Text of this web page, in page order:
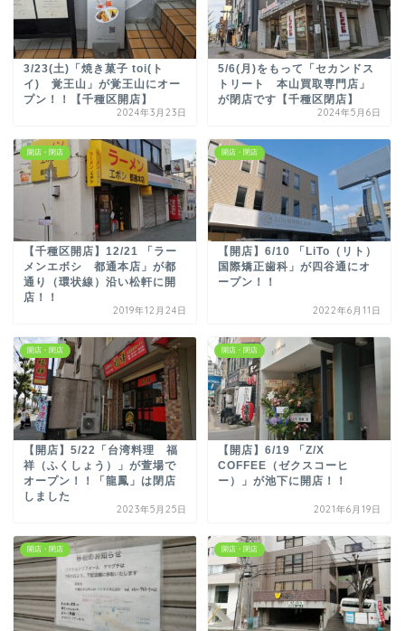
3/23(土)「焼き菓子 toi(ト
イ) 覚王山」が覚王山にオー
プン！！【千種区開店】
2024年3月23日
5/6(月)をもって「セカンドス
トリート 本山買取専門店」
が閉店です【千種区閉店】
2024年5月6日
開店・閉店
【千種区開店】12/21 「ラー
メンエボシ 都通本店」が都
通り（環状線）沿い松軒に開
店！！
2019年12月24日
開店・閉店
【開店】6/10 「LiTo（リト）
国際矯正歯科」が四谷通にオ
ープン！！
2022年6月11日
開店・閉店
【開店】5/22「台湾料理 福
祥（ふくしょう）」が萱場で
オープン！！「龍鳳」は閉店
しました
2023年5月25日
開店・閉店
【開店】6/19 「Z/X
COFFEE（ゼクスコーヒ
ー）」が池下に開店！！
2021年6月19日
開店・閉店 開店・閉店